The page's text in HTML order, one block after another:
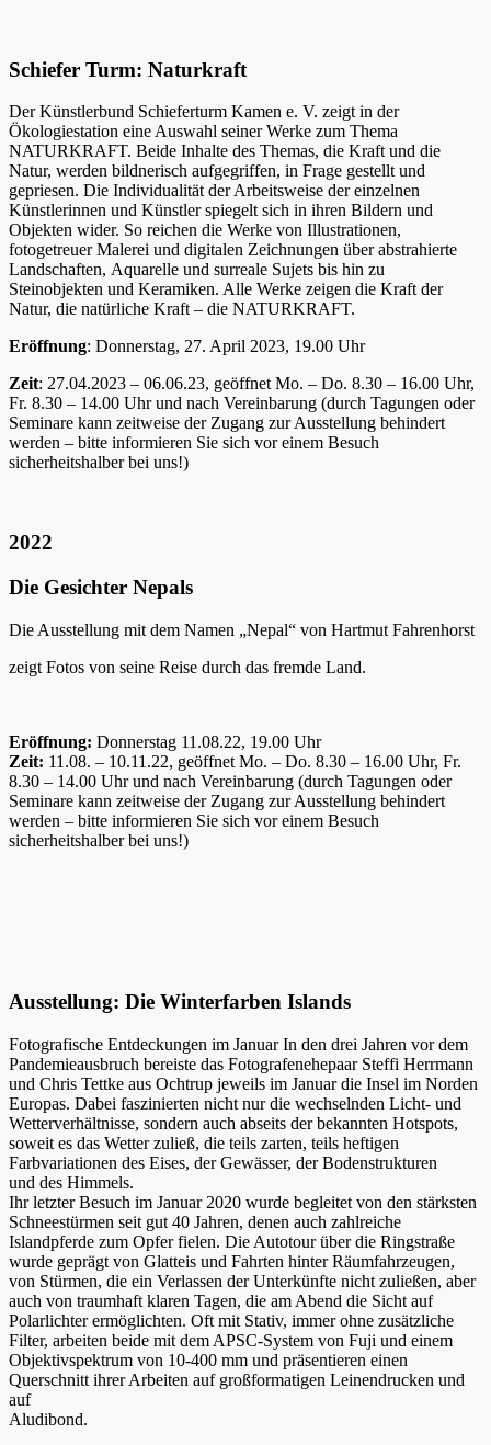
Schiefer Turm: Naturkraft
Der Künstlerbund Schieferturm Kamen e. V. zeigt in der
Ökologiestation eine Auswahl seiner Werke zum Thema
NATURKRAFT. Beide Inhalte des Themas, die Kraft und die
Natur, werden bildnerisch aufgegriffen, in Frage gestellt und
gepriesen. Die Individualität der Arbeitsweise der einzelnen
Künstlerinnen und Künstler spiegelt sich in ihren Bildern und
Objekten wider. So reichen die Werke von Illustrationen,
fotogetreuer Malerei und digitalen Zeichnungen über abstrahierte
Landschaften, Aquarelle und surreale Sujets bis hin zu
Steinobjekten und Keramiken. Alle Werke zeigen die Kraft der
Natur, die natürliche Kraft – die NATURKRAFT.
Eröffnung: Donnerstag, 27. April 2023, 19.00 Uhr
Zeit: 27.04.2023 – 06.06.23, geöffnet Mo. – Do. 8.30 – 16.00 Uhr,
Fr. 8.30 – 14.00 Uhr und nach Vereinbarung (durch Tagungen oder
Seminare kann zeitweise der Zugang zur Ausstellung behindert
werden – bitte informieren Sie sich vor einem Besuch
sicherheitshalber bei uns!)
2022
Die Gesichter Nepals
Die Ausstellung mit dem Namen „Nepal“ von Hartmut Fahrenhorst
zeigt Fotos von seine Reise durch das fremde Land.
Eröffnung: Donnerstag 11.08.22, 19.00 Uhr
Zeit: 11.08. – 10.11.22, geöffnet Mo. – Do. 8.30 – 16.00 Uhr, Fr.
8.30 – 14.00 Uhr und nach Vereinbarung (durch Tagungen oder
Seminare kann zeitweise der Zugang zur Ausstellung behindert
werden – bitte informieren Sie sich vor einem Besuch
sicherheitshalber bei uns!)
Ausstellung: Die Winterfarben Islands
Fotografische Entdeckungen im Januar In den drei Jahren vor dem
Pandemieausbruch bereiste das Fotografenehepaar Steffi Herrmann
und Chris Tettke aus Ochtrup jeweils im Januar die Insel im Norden
Europas. Dabei faszinierten nicht nur die wechselnden Licht- und
Wetterverhältnisse, sondern auch abseits der bekannten Hotspots,
soweit es das Wetter zuließ, die teils zarten, teils heftigen
Farbvariationen des Eises, der Gewässer, der Bodenstrukturen
und des Himmels.
Ihr letzter Besuch im Januar 2020 wurde begleitet von den stärksten
Schneestürmen seit gut 40 Jahren, denen auch zahlreiche
Islandpferde zum Opfer fielen. Die Autotour über die Ringstraße
wurde geprägt von Glatteis und Fahrten hinter Räumfahrzeugen,
von Stürmen, die ein Verlassen der Unterkünfte nicht zuließen, aber
auch von traumhaft klaren Tagen, die am Abend die Sicht auf
Polarlichter ermöglichten. Oft mit Stativ, immer ohne zusätzliche
Filter, arbeiten beide mit dem APSC-System von Fuji und einem
Objektivspektrum von 10-400 mm und präsentieren einen
Querschnitt ihrer Arbeiten auf großformatigen Leinendrucken und
auf
Aludibond.